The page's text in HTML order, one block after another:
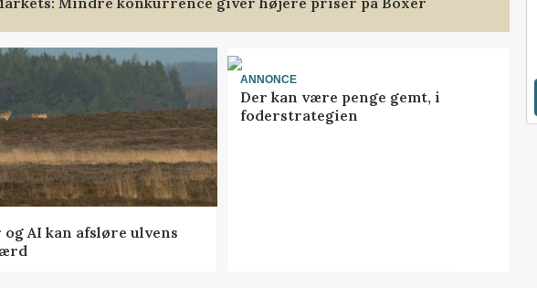
AI kan afsløre ulvens
ANNONCE
Der kan være penge gemt, i
foderstrategien